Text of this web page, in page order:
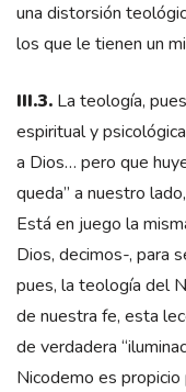
una distorsión
los que le tienen un
III.3. La teología,
espiritual y
a Dios… pero que
queda” a nuestro
Está en juego la
Dios, decimos-, para
pues, la teología del
de nuestra fe, esta
de verdadera
Nicodemo es propicio